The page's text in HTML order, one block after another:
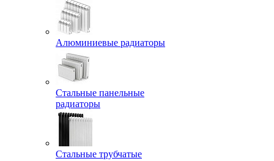
Алюминиевые радиаторы
Стальные панельные
радиаторы
Стальные трубчатые